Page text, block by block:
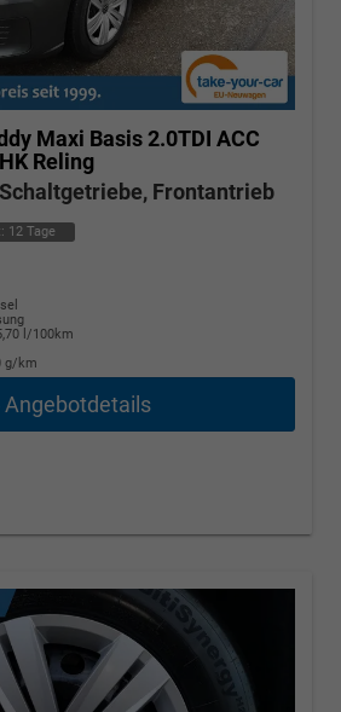
Maxi Basis 2.0TDI ACC
Reling
Schaltgetriebe, Frontantrieb
12 Tage
l/100km
g/km
Angebotdetails